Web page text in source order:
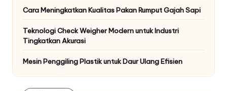
Cara Meningkatkan Kualitas Pakan Rumput Gajah Sapi
Teknologi Check Weigher Modern untuk Industri
Tingkatkan Akurasi
Mesin Penggiling Plastik untuk Daur Ulang Efisien